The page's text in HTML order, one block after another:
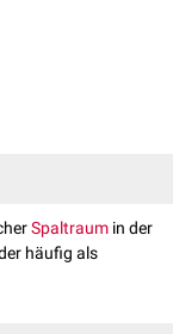
Spaltraum in der
häufig als